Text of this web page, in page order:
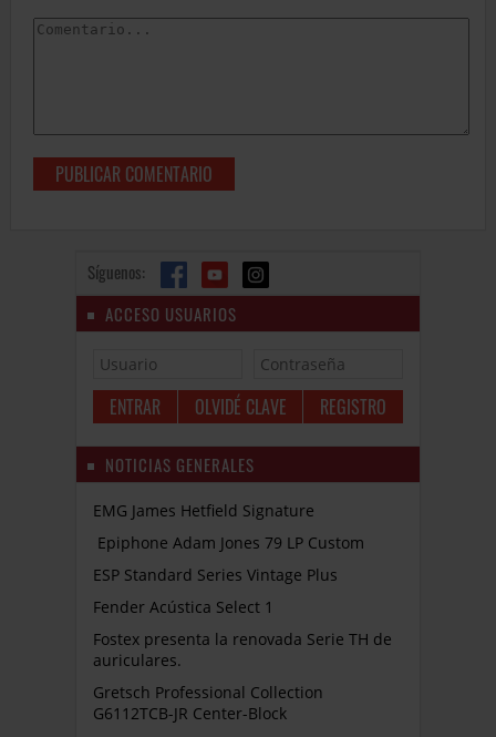
Síguenos:
ACCESO USUARIOS
OLVIDÉ CLAVE REGISTRO
NOTICIAS GENERALES
EMG James Hetfield Signature
Epiphone Adam Jones 79 LP Custom
ESP Standard Series Vintage Plus
Fender Acústica Select 1
Fostex presenta la renovada Serie TH de
auriculares.
Gretsch Professional Collection
G6112TCB-JR Center-Block